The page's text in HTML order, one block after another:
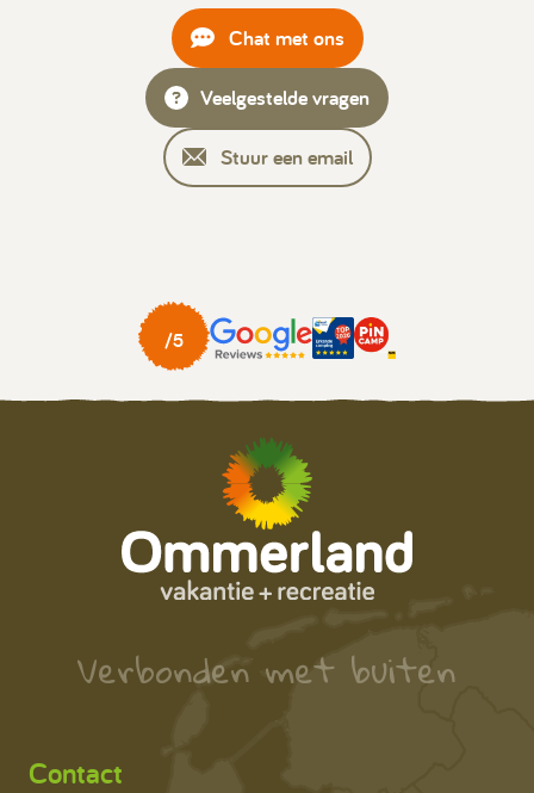
Chat met ons
Veelgestelde vragen
Stuur een email
Verbonden met buiten
Contact